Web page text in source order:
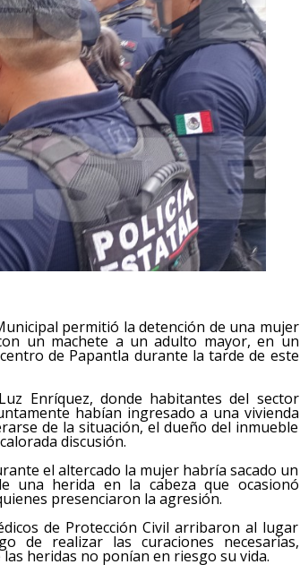
permitió la detención de una mujer
un machete a un adulto mayor, en un
de Papantla durante la tarde de este
Enríquez, donde habitantes del sector
habían ingresado a una vivienda
de la situación, el dueño del inmueble
discusión.
el altercado la mujer habría sacado un
una herida en la cabeza que ocasionó
presenciaron la agresión.
de Protección Civil arribaron al lugar
de realizar las curaciones necesarias,
heridas no ponían en riesgo su vida.